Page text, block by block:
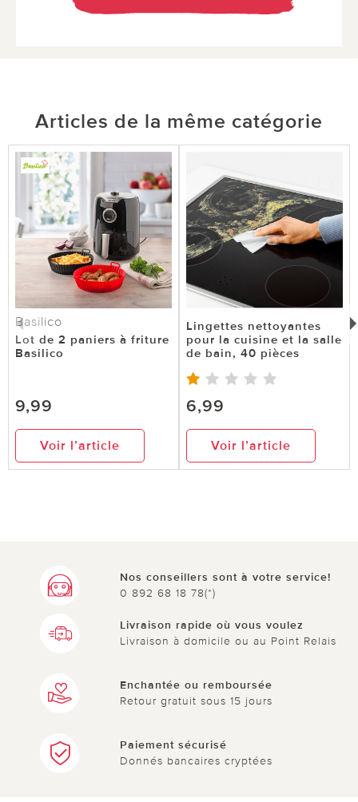
Articles de la même catégorie
Basilico
Lot de 2 paniers à friture
Basilico
9,99
Voir l’article
Lingettes nettoyantes
pour la cuisine et la salle
de bain, 40 pièces
6,99
Voir l’article
Nos conseillers sont à votre service!
0 892 68 18 78(*)
Livraison rapide où vous voulez
Livraison à domicile ou au Point Relais
Enchantée ou remboursée
Retour gratuit sous 15 jours
Paiement sécurisé
Donnés bancaires cryptées